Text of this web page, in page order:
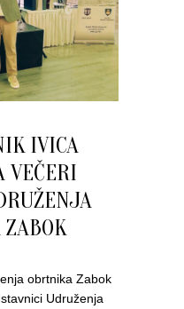
IVICA
VEČERI
obrtnika Zabok
Udruženja